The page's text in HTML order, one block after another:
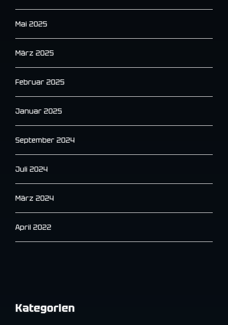
Mai 2025
März 2025
Februar 2025
Januar 2025
September 2024
Juli 2024
März 2024
April 2022
Kategorien